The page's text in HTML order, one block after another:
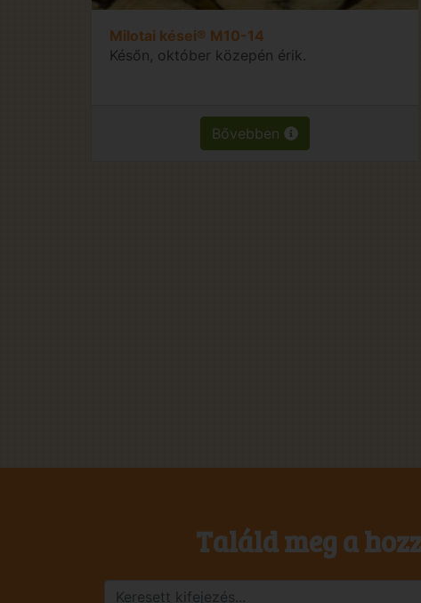
Milotai kései® M10-14
Későn, október közepén érik.
Bővebben
Találd meg a